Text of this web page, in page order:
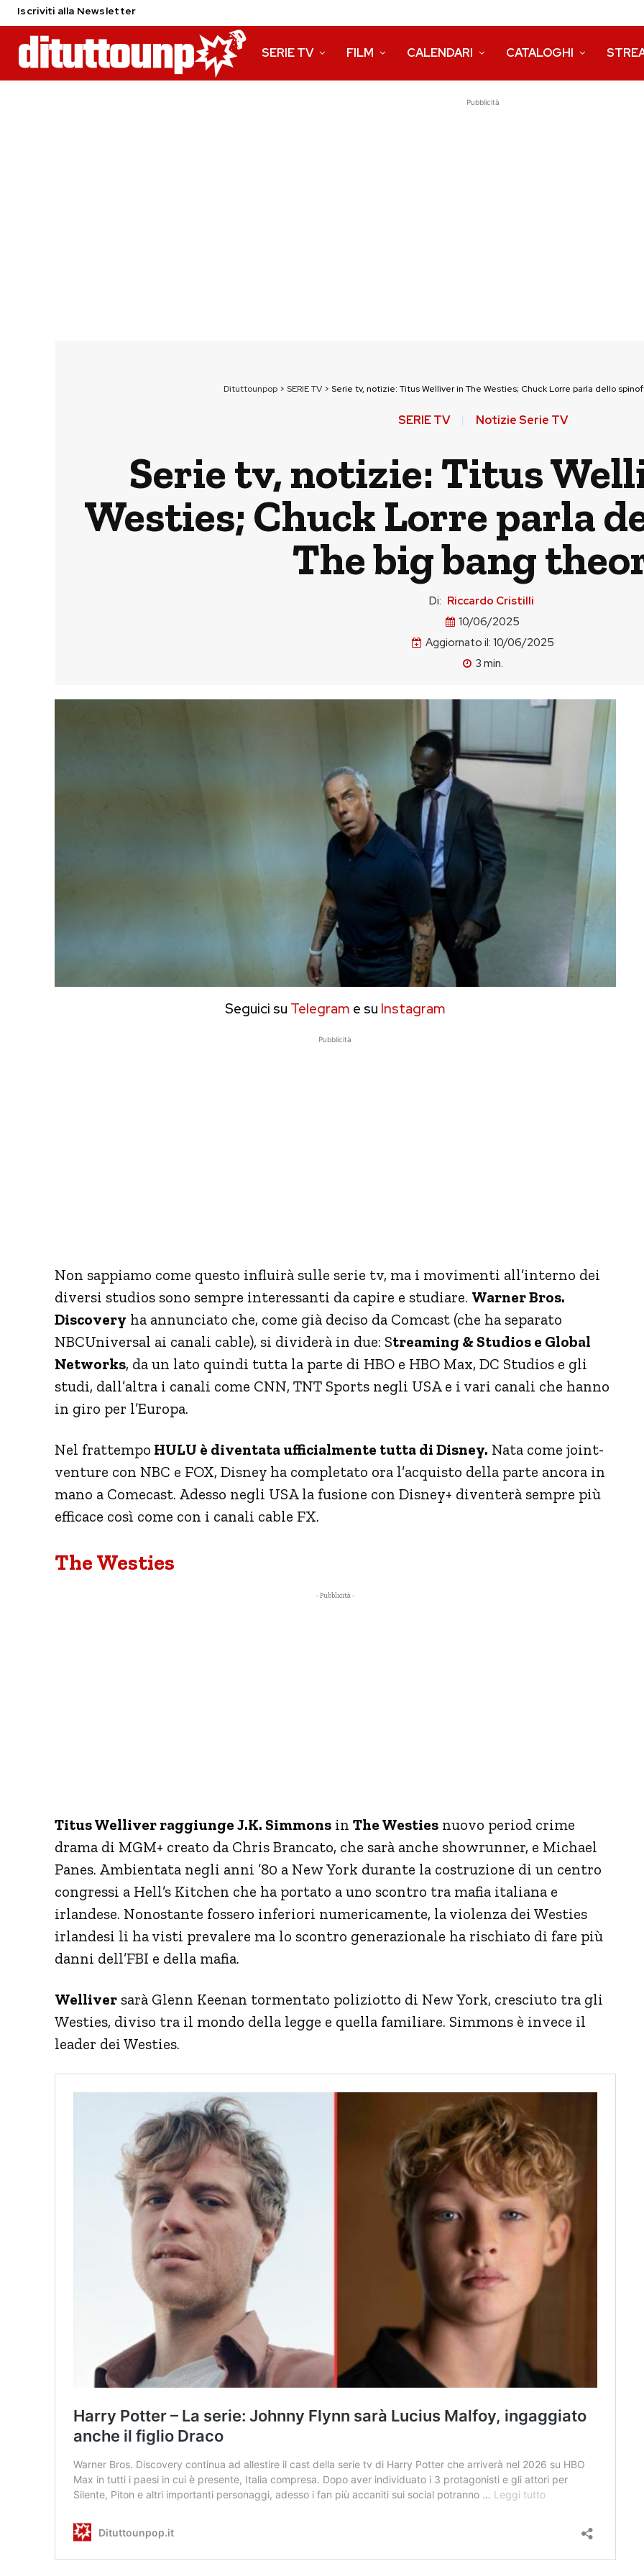
Iscriviti alla Newsletter
SERIE TV FILM CALENDARI CATALOGHI
Pubblicità
Dituttounpop > SERIE TV > Serie tv, notizie: Titus Welliver in The Westies; Chuck Lorre parla dello
SERIE TV Notizie Serie TV
Serie tv, notizie: Titus
Westies; Chuck Lorre parla
The big bang
Di: Riccardo Cristilli
10/06/2025
Aggiornato il: 10/06/2025
3 min.
Seguici su Telegram e su Instagram
Pubblicità
Non sappiamo come questo influirà sulle serie tv, ma i movimenti all’interno dei
diversi studios sono sempre interessanti da capire e studiare. Warner Bros.
Discovery ha annunciato che, come già deciso da Comcast (che ha separato
NBCUniversal ai canali cable), si dividerà in due: Streaming & Studios e Global
Networks, da un lato quindi tutta la parte di HBO e HBO Max, DC Studios e gli
studi, dall’altra i canali come CNN, TNT Sports negli USA e i vari canali che hanno
in giro per l’Europa.
Nel frattempo HULU è diventata ufficialmente tutta di Disney. Nata come joint-
venture con NBC e FOX, Disney ha completato ora l’acquisto della parte ancora in
mano a Comecast. Adesso negli USA la fusione con Disney+ diventerà sempre più
efficace così come con i canali cable FX.
The Westies
- Pubblicità -
Titus Welliver raggiunge J.K. Simmons in The Westies nuovo period crime
drama di MGM+ creato da Chris Brancato, che sarà anche showrunner, e Michael
Panes. Ambientata negli anni ’80 a New York durante la costruzione di un centro
congressi a Hell’s Kitchen che ha portato a uno scontro tra mafia italiana e
irlandese. Nonostante fossero inferiori numericamente, la violenza dei Westies
irlandesi li ha visti prevalere ma lo scontro generazionale ha rischiato di fare più
danni dell’FBI e della mafia.
Welliver sarà Glenn Keenan tormentato poliziotto di New York, cresciuto tra gli
Westies, diviso tra il mondo della legge e quella familiare. Simmons è invece il
leader dei Westies.